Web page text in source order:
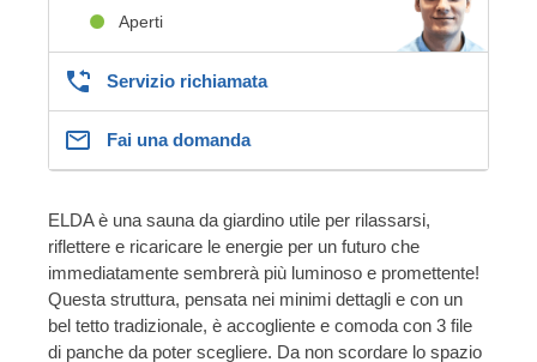
Aperti
Servizio richiamata
Fai una domanda
ELDA è una sauna da giardino utile per rilassarsi,
riflettere e ricaricare le energie per un futuro che
immediatamente sembrerà più luminoso e promettente!
Questa struttura, pensata nei minimi dettagli e con un
bel tetto tradizionale, è accogliente e comoda con 3 file
di panche da poter scegliere. Da non scordare lo spazio